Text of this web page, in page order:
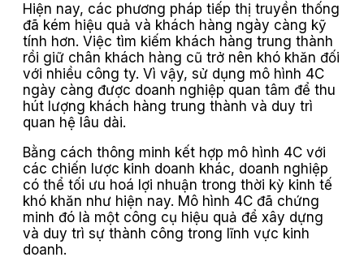
Hiện nay, các phương pháp tiếp thị truyền thống
đã kém hiệu quả và khách hàng ngày càng kỹ
tính hơn. Việc tìm kiếm khách hàng trung thành
rồi giữ chân khách hàng cũ trở nên khó khăn đối
với nhiều công ty. Vì vậy, sử dụng mô hình 4C
ngày càng được doanh nghiệp quan tâm để thu
hút lượng khách hàng trung thành và duy trì
quan hệ lâu dài.
Bằng cách thông minh kết hợp mô hình 4C với
các chiến lược kinh doanh khác, doanh nghiệp
có thể tối ưu hoá lợi nhuận trong thời kỳ kinh tế
khó khăn như hiện nay. Mô hình 4C đã chứng
minh đó là một công cụ hiệu quả để xây dựng
và duy trì sự thành công trong lĩnh vực kinh
doanh.